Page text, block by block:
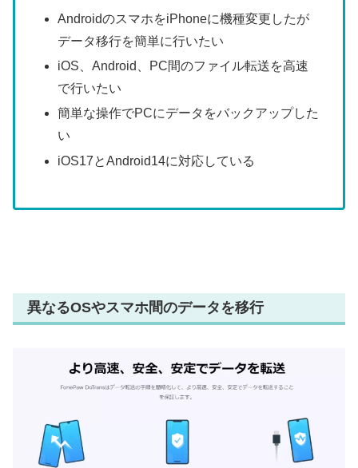
AndroidのスマホをiPhoneに機種変更したが
データ移行を簡単に行いたい
iOS、Android、PC間のファイル転送を高速
で行いたい
簡単な操作でPCにデータをバックアップした
い
iOS17とAndroid14に対応している
異なるOSやスマホ間のデータを移行